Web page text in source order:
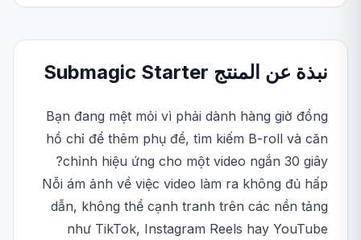
نبذة عن المنتج Submagic Starter
Bạn đang mệt mỏi vì phải dành hàng giờ đồng
hồ chỉ để thêm phụ đề, tìm kiếm B-roll và căn
chỉnh hiệu ứng cho một video ngắn 30 giây?
Nỗi ám ảnh về việc video làm ra không đủ hấp
dẫn, không thể cạnh tranh trên các nền tảng
như TikTok, Instagram Reels hay YouTube